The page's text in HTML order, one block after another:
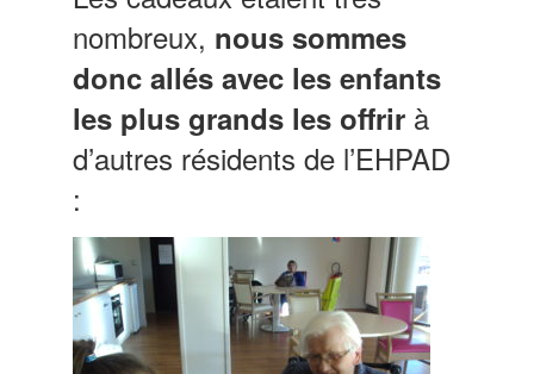
nombreux, nous sommes
donc allés avec les enfants
les plus grands les offrir à
d’autres résidents de l’EHPAD
: